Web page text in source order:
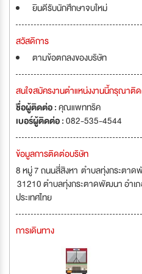
ยินดีรับนักศึกษาจบใหม่
สวัสดิการ
ตามข้อตกลงของบริษัท
สนใจสมัครงานตำแหน่งงานนี้กรุณาติ
ชื่อผู้ติดต่อ :คุณแพททริค
เบอร์ผู้ติดต่อ :082-535-4544
ข้อมูลการติดต่อบริษัท
8 หมู่ 7 ถนนสี่สิงหา ตำบลทุ่งกระตา
31210 ตำบลทุ่งกระตาดพัฒนา อำเ
ประเทศไทย
การเดินทาง